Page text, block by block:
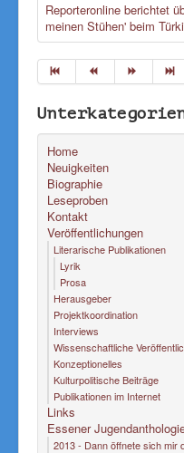
Reporteronline berichtet
meinen Stühen' beim
Home
Neuigkeiten
Biographie
Leseproben
Kontakt
Veröffentlichungen
Literarische Publikationen
Lyrik
Prosa
Herausgeber
Projektkoordination
Interviews
Wissenschaftliche
Konzeptionelles
Kulturpolitische Beiträge
Publikationen im Internet
Links
Essener
2013 - Dann öffnete sich mir